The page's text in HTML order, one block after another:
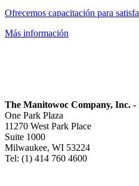
Ofrecemos capacitación para
Más información
The Manitowoc Company, Inc. -
One Park Plaza
11270 West Park Place
Suite 1000
Milwaukee, WI 53224
Tel: (1) 414 760 4600